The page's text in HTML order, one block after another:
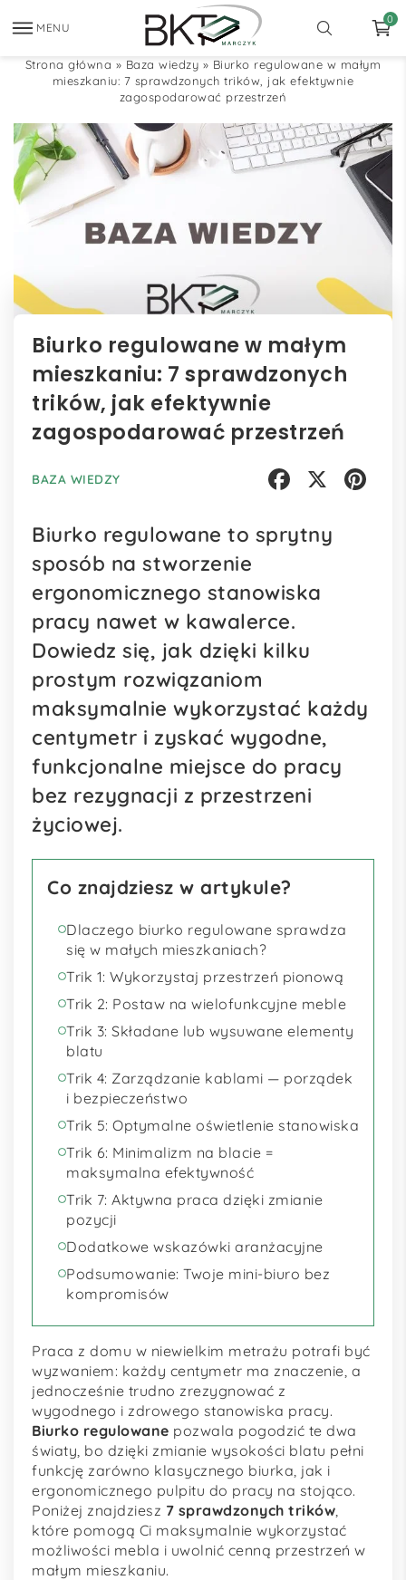
MENU
0
Strona główna » Baza wiedzy » Biurko regulowane w małym
mieszkaniu: 7 sprawdzonych trików, jak efektywnie
zagospodarować przestrzeń
Biurko regulowane w małym
mieszkaniu: 7 sprawdzonych
trików, jak efektywnie
zagospodarować przestrzeń
BAZA WIEDZY
Biurko regulowane to sprytny
sposób na stworzenie
ergonomicznego stanowiska
pracy nawet w kawalerce.
Dowiedz się, jak dzięki kilku
prostym rozwiązaniom
maksymalnie wykorzystać każdy
centymetr i zyskać wygodne,
funkcjonalne miejsce do pracy
bez rezygnacji z przestrzeni
życiowej.
Co znajdziesz w artykule?
Dlaczego biurko regulowane sprawdza
się w małych mieszkaniach?
Trik 1: Wykorzystaj przestrzeń pionową
Trik 2: Postaw na wielofunkcyjne meble
Trik 3: Składane lub wysuwane elementy
blatu
Trik 4: Zarządzanie kablami — porządek
i bezpieczeństwo
Trik 5: Optymalne oświetlenie stanowiska
Trik 6: Minimalizm na blacie =
maksymalna efektywność
Trik 7: Aktywna praca dzięki zmianie
pozycji
Dodatkowe wskazówki aranżacyjne
Podsumowanie: Twoje mini-biuro bez
kompromisów
Praca z domu w niewielkim metrażu potrafi być
wyzwaniem: każdy centymetr ma znaczenie, a
jednocześnie trudno zrezygnować z
wygodnego i zdrowego stanowiska pracy.
Biurko regulowane pozwala pogodzić te dwa
światy, bo dzięki zmianie wysokości blatu pełni
funkcję zarówno klasycznego biurka, jak i
ergonomicznego pulpitu do pracy na stojąco.
Poniżej znajdziesz 7 sprawdzonych trików
które pomogą Ci maksymalnie wykorzystać
możliwości mebla i uwolnić cenną przestrzeń w
małym mieszkaniu.